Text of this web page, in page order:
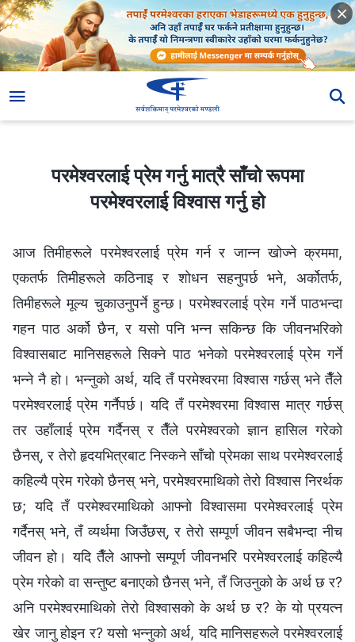
परमेश्‍वरलाई प्रेम गर्नु मात्रै साँचो रूपमा परमेश्‍वरलाई विश्‍वास गर्नु हो
परमेश्‍वरलाई प्रेम गर्नु मात्रै साँचो रूपमा
परमेश्‍वरलाई विश्‍वास गर्नु हो
आज तिमीहरूले परमेश्‍वरलाई प्रेम गर्न र जान्‍न खोज्ने क्रममा,
एकतर्फ तिमीहरूले कठिनाइ र शोधन सहनुपर्छ भने, अर्कोतर्फ,
तिमीहरूले मूल्य चुकाउनुपर्ने हुन्छ। परमेश्‍वरलाई प्रेम गर्ने पाठभन्दा
गहन पाठ अर्को छैन, र यसो पनि भन्‍न सकिन्छ कि जीवनभरिको
विश्‍वासबाट मानिसहरूले सिक्ने पाठ भनेको परमेश्‍वरलाई प्रेम गर्ने
भन्‍ने नै हो। भन्नुको अर्थ, यदि तँ परमेश्‍वरमा विश्‍वास गर्छस् भने तैँले
परमेश्‍वरलाई प्रेम गर्नैपर्छ। यदि तँ परमेश्‍वरमा विश्‍वास मात्र गर्छस्
तर उहाँलाई प्रेम गर्दैनस् र तैँले परमेश्‍वरको ज्ञान हासिल गरेको
छैनस्, र तेरो हृदयभित्रबाट निस्कने साँचो प्रेमका साथ परमेश्‍वरलाई
कहिल्यै प्रेम गरेको छैनस् भने, परमेश्‍वरमाथिको तेरो विश्‍वास निरर्थक
छ; यदि तँ परमेश्‍वरमाथिको आफ्नो विश्‍वासमा परमेश्‍वरलाई प्रेम
गर्दैनस् भने, तँ व्यर्थमा जिउँछस्, र तेरो सम्पूर्ण जीवन सबैभन्दा नीच
जीवन हो। यदि तैँले आफ्नो सम्पूर्ण जीवनभरि परमेश्‍वरलाई कहिल्यै
प्रेम गरेको वा सन्तुष्ट बनाएको छैनस् भने, तँ जिउनुको के अर्थ छ र?
अनि परमेश्‍वरमाथिको तेरो विश्‍वासको के अर्थ छ र? के यो प्रयत्न
खेर जानु होइन र? यसो भन्नुको अर्थ, यदि मानिसहरूले परमेश्‍वरलाई